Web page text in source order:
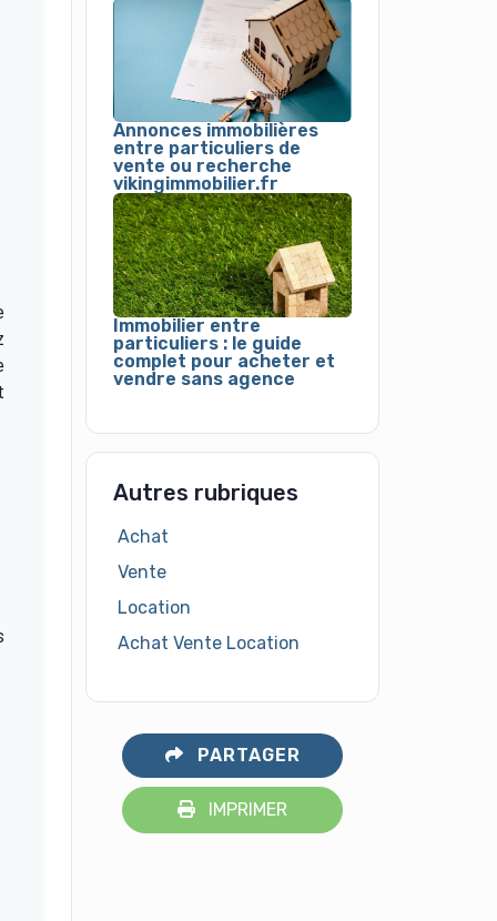
Annonces immobilières
entre particuliers de
vente ou recherche
vikingimmobilier.fr
Immobilier entre
particuliers : le guide
complet pour acheter et
vendre sans agence
Autres rubriques
Achat
Vente
Location
Achat Vente Location
PARTAGER
IMPRIMER